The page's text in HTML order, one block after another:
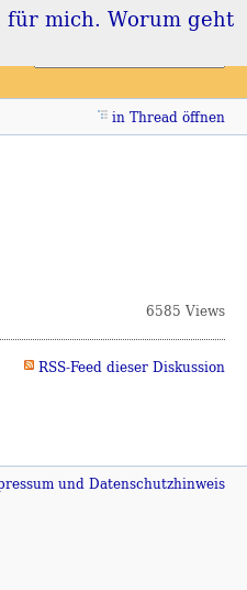
Login Registrieren
in Thread öffnen
6585 Views
RSS-Feed dieser Diskussion
und Datenschutzhinweis
für mich. Worum geht